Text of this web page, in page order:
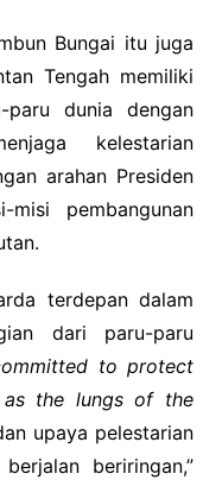
Bungai itu juga
Tengah memiliki
paru dunia dengan
kelestarian
arahan Presiden
pembangunan
terdepan dalam
dari paru-paru
to protect
as the lungs of the
upaya pelestarian
beriringan,”